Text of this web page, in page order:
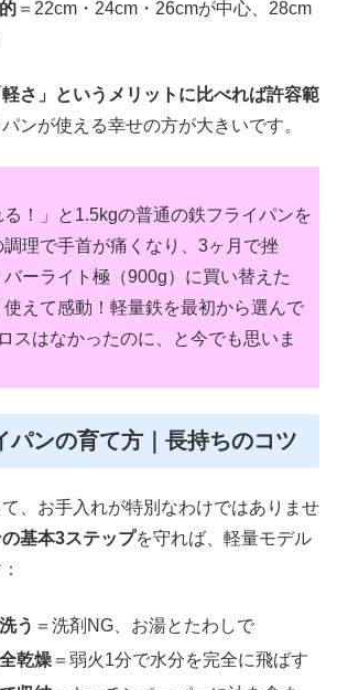
＝22cm・24cm・26cmが中心、28cm
軽さ」というメリットに比べれば許容範
ンが使える幸せの方が大きいです。
！」と1.5kgの普通の鉄フライパンを
理で手首が痛くなり、3ヶ月で挫
ーライト極（900g）に買い替えた
えて感動！軽量鉄を最初から選んで
スはなかったのに、と今でも思いま
パンの育て方｜長持ちのコツ
、お手入れが特別なわけではありませ
基本3ステップを守れば、軽量モデル
う ＝洗剤NG、お湯とたわしで
乾燥 ＝弱火1分で水分を完全に飛ばす